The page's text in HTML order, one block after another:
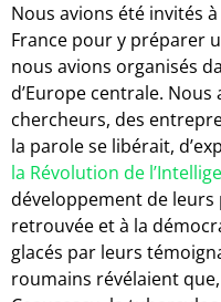
Nous avions été invités
France pour y préparer
nous avions organisés
d’Europe centrale.
chercheurs, des
la parole se libérait,
la Révolution de
développement de leurs
retrouvée et à la
glacés par leurs
roumains révélaient